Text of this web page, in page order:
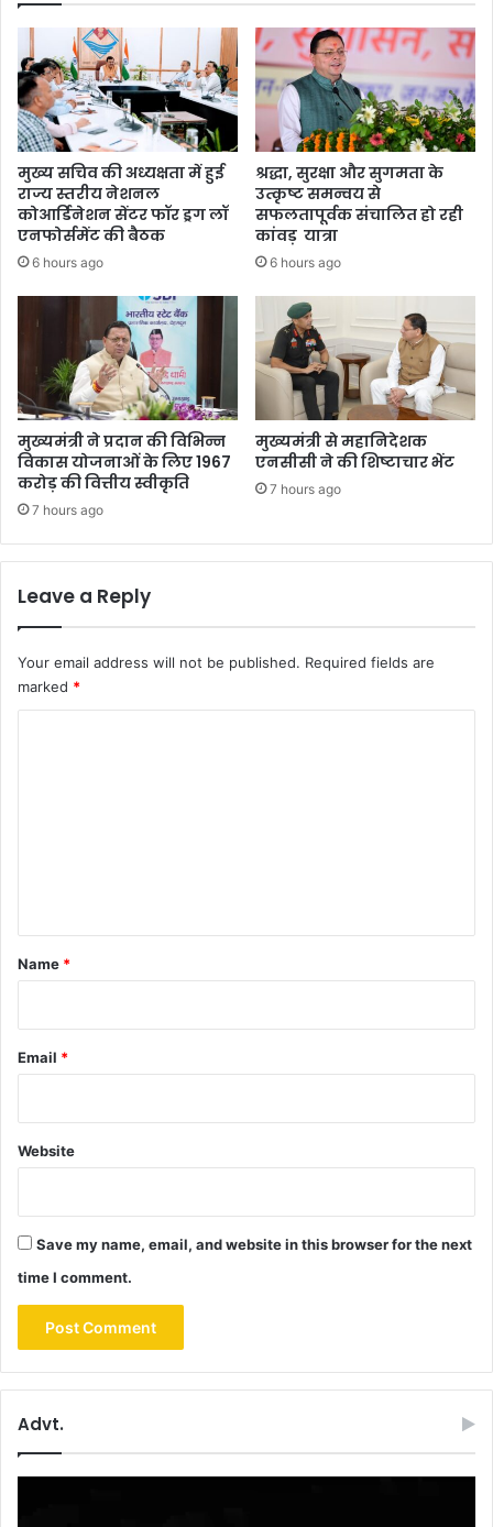
त
तै
या
रि
पू
र्ण
क
ए
मुख्य सचिव की अध्यक्षता में हुई
राज्य स्तरीय नेशनल
कोआर्डिनेशन सेंटर फॉर ड्रग लॉ
एनफोर्समेंट की बैठक
6 hours ago
श्रद्धा, सुरक्षा और सुगमता के
उत्कृष्ट समन्वय से
सफलतापूर्वक संचालित हो रही
कांवड़ यात्रा
6 hours ago
मुख्यमंत्री ने प्रदान की विभिन्न
विकास योजनाओं के लिए 1967
करोड़ की वित्तीय स्वीकृति
7 hours ago
मुख्यमंत्री से महानिदेशक
एनसीसी ने की शिष्टाचार भेंट
7 hours ago
Leave a Reply
Your email address will not be published. Required fields are
marked *
*
Name *
Email *
Website
Save my name, email, and website in this browser for the next
time I comment.
Advt.